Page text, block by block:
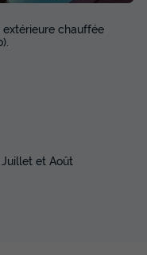
544,17 €
chauffée
et Août